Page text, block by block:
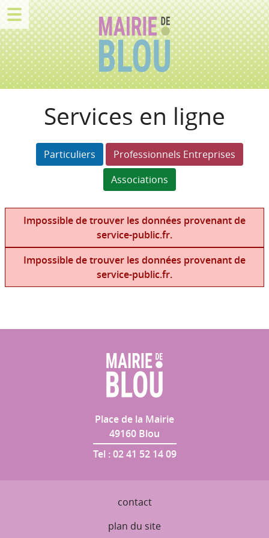
Services en ligne
Particuliers
Professionnels Entreprises
Associations
Impossible de trouver les données provenant de
service-public.fr.
Impossible de trouver les données provenant de
service-public.fr.
Place de la Mairie
49160 Blou
Tel : 02 41 52 14 09
contact
plan du site